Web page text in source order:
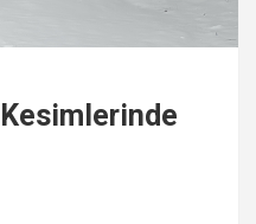
Kesimlerinde